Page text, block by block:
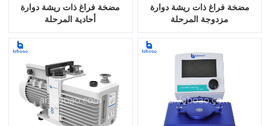
مضخة فراغ ذات ريشة دوارة
أحادية المرحلة
مضخة فراغ ذات ريشة دوارة
مزدوجة المرحلة